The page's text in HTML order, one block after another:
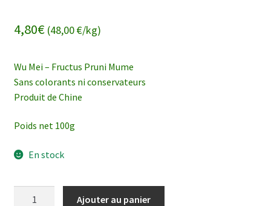
4,80€(48,00 €/kg)
Wu Mei – Fructus Pruni Mume
Sans colorants ni conservateurs
Produit de Chine
Poids net 100g
En stock
Ajouter au panier